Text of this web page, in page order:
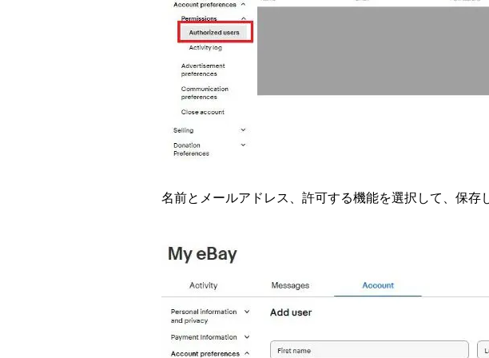
名前とメールアドレス、許可する機能を選択して、保存